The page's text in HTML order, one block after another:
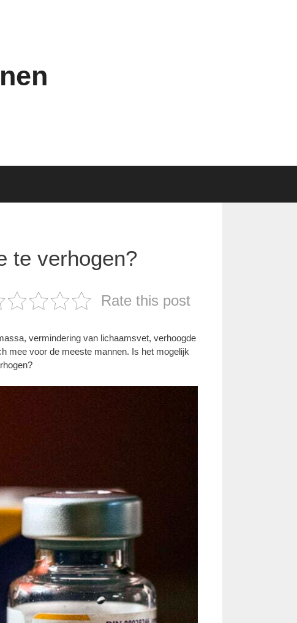
te verhogen?
Rate this post
vermindering van lichaamsvet, verhoogde
mee voor de meeste mannen. Is het mogelijk